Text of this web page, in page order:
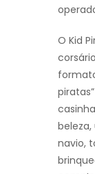
O Kid
navio,